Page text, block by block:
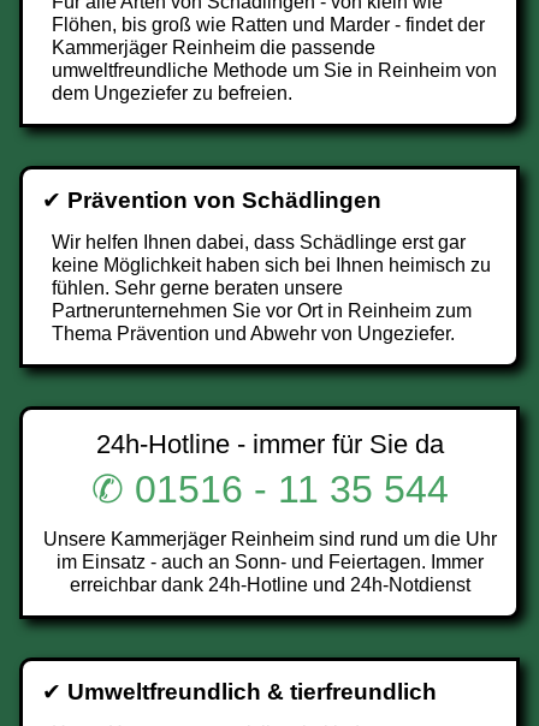
Flöhen, bis groß wie Ratten und Marder - findet der
Kammerjäger Reinheim die passende
umweltfreundliche Methode um Sie in Reinheim von
dem Ungeziefer zu befreien.
✔ Prävention von Schädlingen
Wir helfen Ihnen dabei, dass Schädlinge erst gar
keine Möglichkeit haben sich bei Ihnen heimisch zu
fühlen. Sehr gerne beraten unsere
Partnerunternehmen Sie vor Ort in Reinheim zum
Thema Prävention und Abwehr von Ungeziefer.
24h-Hotline - immer für Sie da
✆ 01516 - 11 35 544
Unsere Kammerjäger Reinheim sind rund um die Uhr
im Einsatz - auch an Sonn- und Feiertagen. Immer
erreichbar dank 24h-Hotline und 24h-Notdienst
✔ Umweltfreundlich & tierfreundlich